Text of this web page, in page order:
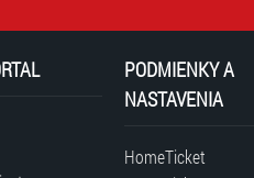
PODMIENKY A
NASTAVENIA
HomeTicket